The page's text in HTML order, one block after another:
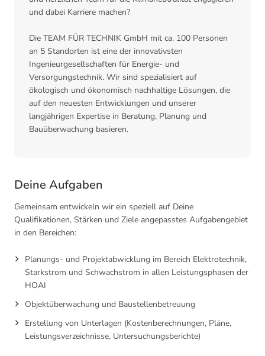
und dabei Karriere machen?
Die TEAM FÜR TECHNIK GmbH mit ca. 100 Personen
an 5 Standorten ist eine der innovativsten
Ingenieurgesellschaften für Energie- und
Versorgungstechnik. Wir sind spezialisiert auf
ökologisch und ökonomisch nachhaltige Lösungen, die
auf den neuesten Entwicklungen und unserer
langjährigen Expertise in Beratung, Planung und
Bauüberwachung basieren.
Deine Aufgaben
Gemeinsam entwickeln wir ein speziell auf Deine
Qualifikationen, Stärken und Ziele angepasstes Aufgabengebiet
in den Bereichen:
Planungs- und Projektabwicklung im Bereich Elektrotechnik,
Starkstrom und Schwachstrom in allen Leistungsphasen der
HOAI
Objektüberwachung und Baustellenbetreuung
Erstellung von Unterlagen (Kostenberechnungen, Pläne,
Leistungsverzeichnisse, Untersuchungsberichte)